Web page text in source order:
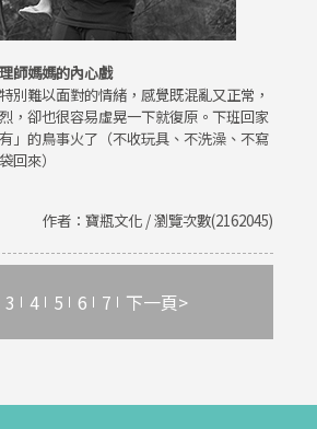
師媽媽的內心戲
別難以面對的情緒，感覺既混亂又正常，
，卻也很容易虛晃一下就復原。下班回家
」的鳥事火了（不收玩具、不洗澡、不寫
回來）
作者：寶瓶文化 / 瀏覽次數(2162045)
3 4 5 6 7 下一頁>